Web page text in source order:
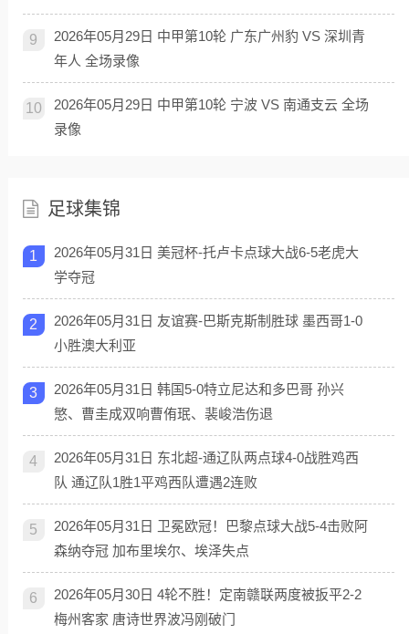
9
2026年05月29日 中甲第10轮 广东广州豹 VS 深圳青
年人 全场录像
10
2026年05月29日 中甲第10轮 宁波 VS 南通支云 全场
录像
足球集锦
1
2026年05月31日 美冠杯-托卢卡点球大战6-5老虎大
学夺冠
2
2026年05月31日 友谊赛-巴斯克斯制胜球 墨西哥1-0
小胜澳大利亚
3
2026年05月31日 韩国5-0特立尼达和多巴哥 孙兴
慜、曹圭成双响曹侑珉、裴峻浩伤退
4
2026年05月31日 东北超-通辽队两点球4-0战胜鸡西
队 通辽队1胜1平鸡西队遭遇2连败
5
2026年05月31日 卫冕欧冠！巴黎点球大战5-4击败阿
森纳夺冠 加布里埃尔、埃泽失点
6
2026年05月30日 4轮不胜！定南赣联两度被扳平2-2
梅州客家 唐诗世界波冯刚破门